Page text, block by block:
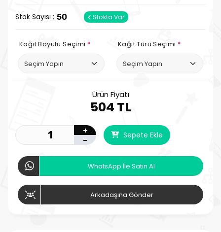
Stok Sayısı : 50 Stokta Var
Kağıt Boyutu Seçimi * Kağıt Türü Seçimi *
Ürün Fiyatı
504 TL
+
-
Sepete Ekle
WhatsApp İle Satın Al
Arkadaşına Gönder